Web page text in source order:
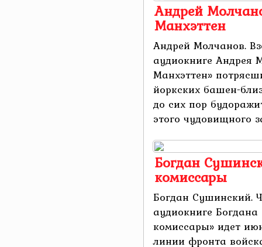
Андрей
Манхэттен
Андрей Молчанов.
аудиокниге Андрея
Манхэттен»
йоркских башен-
до сих пор
этого чудовищного
Богдан
комиссары
Богдан Сушинский.
аудиокниге
комиссары» идет
линии фронта